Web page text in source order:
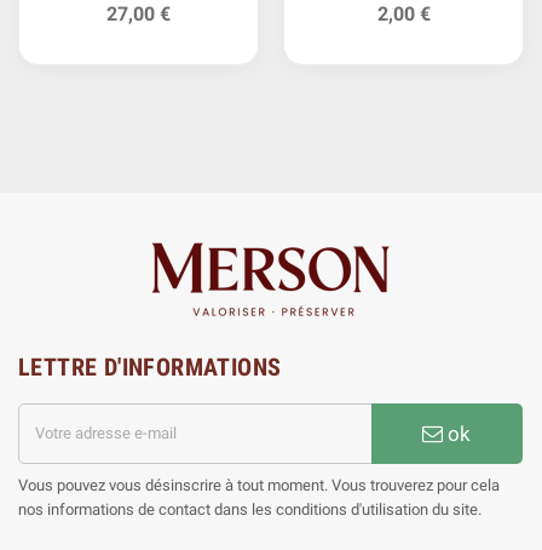
27,00 € 2,00 €
LETTRE D'INFORMATIONS
ok
Vous pouvez vous désinscrire à tout moment. Vous trouverez pour cela
nos informations de contact dans les conditions d'utilisation du site.